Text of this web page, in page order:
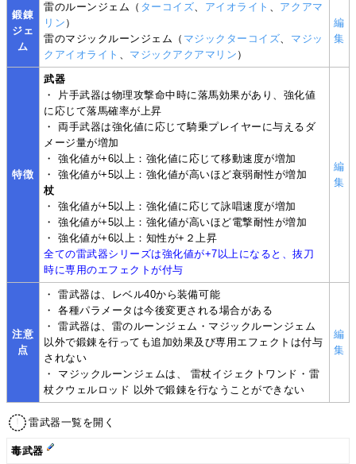
鍛錬
ジェ
ム
雷のルーンジェム（ ターコイズ、 アイオライト 、 アクアマ
リン ）
雷のマジックルーンジェム（ マジックターコイズ、 マジッ
クアイオライト 、 マジックアクアマリン ）
編
集
特徴
武器
・ 片手武器は物理攻撃命中時に落馬効果があり、強化値
に応じて落馬確率が上昇
・ 両手武器は強化値に応じて騎乗プレイヤーに与えるダ
メージ量が増加
・ 強化値が+6以上：強化値に応じて移動速度が増加
・ 強化値が+5以上：強化値が高いほど衰弱耐性が増加
杖
・ 強化値が+5以上：強化値に応じて詠唱速度が増加
・ 強化値が+5以上：強化値が高いほど電撃耐性が増加
・ 強化値が+6以上：知性が+２上昇
全ての雷武器シリーズは強化値が+7以上になると、抜刀
時に専用のエフェクトが付与
編
集
注意
点
・ 雷武器は、レベル40から装備可能
・ 各種パラメータは今後変更される場合がある
・ 雷武器は、雷のルーンジェム・マジックルーンジェム
以外で鍛錬を行っても追加効果及び専用エフェクトは付与
されない
・ マジックルーンジェムは、 雷杖イジェクトワンド・雷
杖クウェルロッド 以外で鍛錬を行なうことができない
編
集
雷武器一覧を開く
毒武器